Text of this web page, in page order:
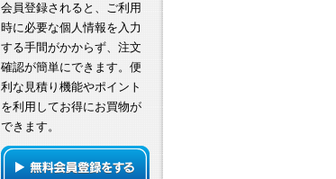
会員登録されると、ご利用
時に必要な個人情報を入力
する手間がかからず、注文
確認が簡単にできます。便
利な見積り機能やポイント
を利用してお得にお買物が
できます。